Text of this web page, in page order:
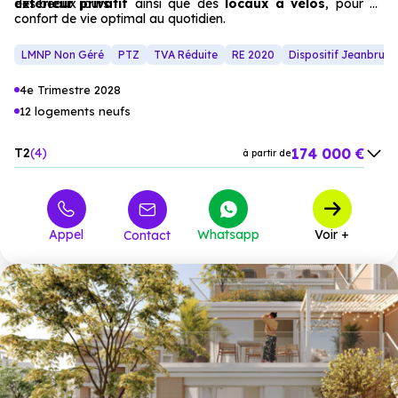
des beaux jours.
extérieur privatif ainsi que des locaux à vélos, pour un
confort de vie optimal au quotidien.
LMNP Non Géré PTZ TVA Réduite RE 2020 Dispositif Jeanbrun
4e Trimestre 2028
12 logements neufs
T2 4 à partir de174 000 €
à partir de 236 000 €
Appel Contact Whatsapp Voir +